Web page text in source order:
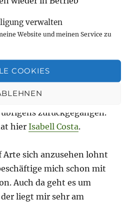
verwalten
Website und meinen Service zu
COOKIES
und die damals
Sie bilden junge
Erbe erhalten
verbinden Traditionelles
Textilindustrie. Die
zurückgegangen.
hierIsabell Costa.
Arte sich anzusehen lohnt
mich schon mit
Auch da geht es um
liegt mir sehr am